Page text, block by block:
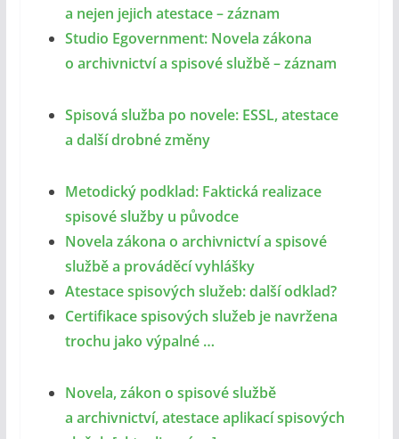
a nejen jejich atestace – záznam
Studio Egovernment: Novela zákona
o archivnictví a spisové službě – záznam
Spisová služba po novele: ESSL, atestace
a další drobné změny
Metodický podklad: Faktická realizace
spisové služby u původce
Novela zákona o archivnictví a spisové
službě a prováděcí vyhlášky
Atestace spisových služeb: další odklad?
Certifikace spisových služeb je navržena
trochu jako výpalné …
Novela, zákon o spisové službě
a archivnictví, atestace aplikací spisových